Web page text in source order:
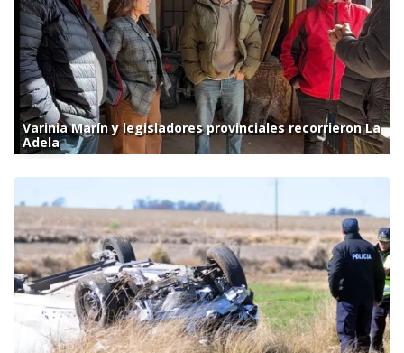
Varinia Marín y legisladores provinciales recorrieron La
Adela